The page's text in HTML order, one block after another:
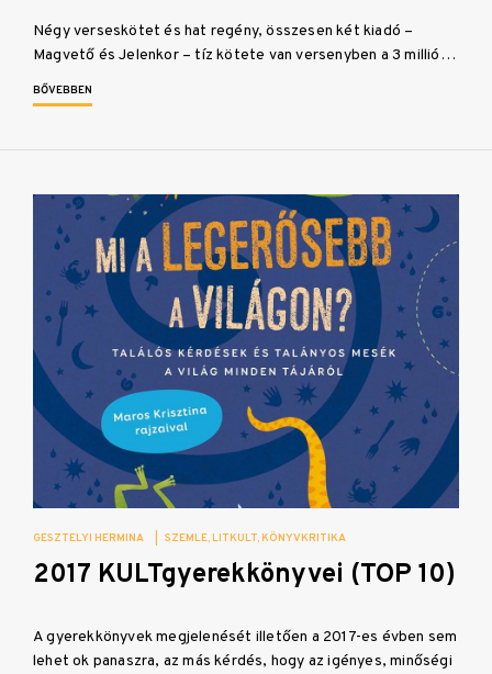
Négy verseskötet és hat regény, összesen két kiadó –
Magvető és Jelenkor – tíz kötete van versenyben a 3 millió…
BŐVEBBEN
GESZTELYI HERMINA SZEMLE LITKULT KÖNYVKRITIKA
2017 KULTgyerekkönyvei (TOP 10)
A gyerekkönyvek megjelenését illetően a 2017-es évben sem
lehet ok panaszra, az más kérdés, hogy az igényes, minőségi